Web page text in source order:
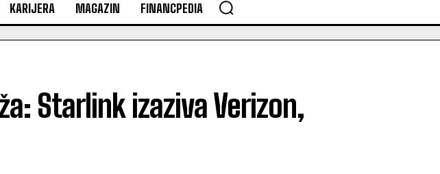
KARIJERA MAGAZIN FINANCPEDIA
Starlink izaziva Verizon,